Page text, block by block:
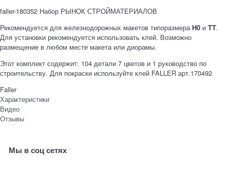
faller-180352 Набор РЫНОК СТРОЙМАТЕРИАЛОВ
Рекомендуется для железнодорожных макетов типоразмера H0 и TT.
Для установки рекомендуется использовать клей. Возможно
размещение в любом месте макета или диорамы.
Этот комплект содержит: 104 детали 7 цветов и 1 руководство по
строительству. Для покраски используйте клей FALLER арт.170492
Faller
Характеристики
Видео
Отзывы
Мы в соц сетях